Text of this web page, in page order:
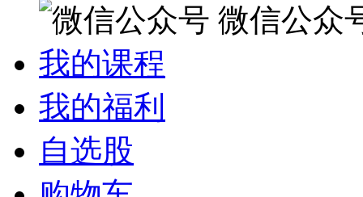
微信公众
我的课程
我的福利
自选股